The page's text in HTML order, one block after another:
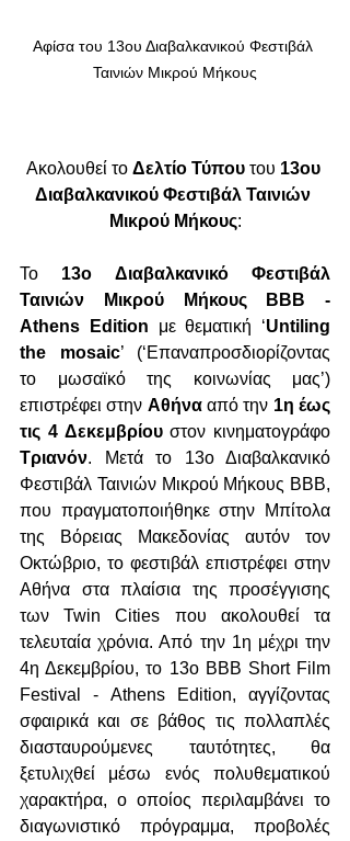
Αφίσα του 13ου Διαβαλκανικού Φεστιβάλ
Ταινιών Μικρού Μήκους
Ακολουθεί το Δελτίο Τύπου του 13ου
Διαβαλκανικού Φεστιβάλ Ταινιών
Μικρού Μήκους:
Το 13ο Διαβαλκανικό Φεστιβάλ
Ταινιών Μικρού Μήκους BBB -
Athens Edition με θεματική ‘Untiling
the mosaic’ (‘Επαναπροσδιορίζοντας
το μωσαϊκό της κοινωνίας μας’)
επιστρέφει στην Αθήνα από την 1η έως
τις 4 Δεκεμβρίου
Τριανόν. Μετά το 13ο Διαβαλκανικό
Φεστιβάλ Ταινιών Μικρού Μήκους BBB,
που πραγματοποιήθηκε στην Μπίτολα
της Βόρειας Μακεδονίας αυτόν τον
Οκτώβριο, το φεστιβάλ επιστρέφει στην
Αθήνα στα πλαίσια της προσέγγισης
των Twin Cities που ακολουθεί τα
τελευταία χρόνια. Από την 1η μέχρι την
4η Δεκεμβρίου, το 13ο BBB Short Film
Festival - Athens Edition, αγγίζοντας
σφαιρικά και σε βάθος τις πολλαπλές
διασταυρούμενες ταυτότητες, θα
ξετυλιχθεί μέσω ενός πολυθεματικού
χαρακτήρα, ο οποίος περιλαμβάνει το
διαγωνιστικό πρόγραμμα, προβολές